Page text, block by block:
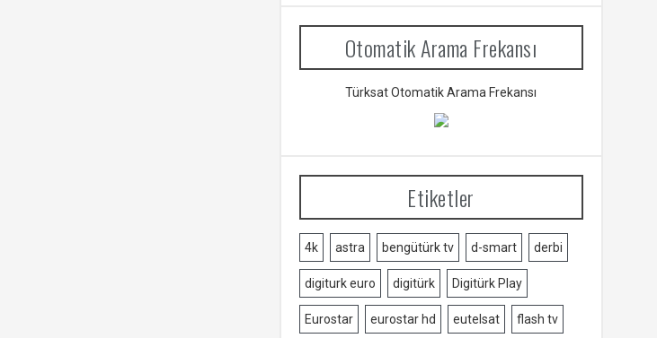
Otomatik Arama Frekansı
Türksat Otomatik Arama Frekansı
Etiketler
4k astra bengütürk tv d-smart derbi
digiturk euro digitürk Digitürk Play
Eurostar eurostar hd eutelsat flash tv